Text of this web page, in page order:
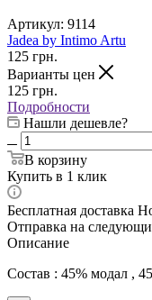
Артикул: 9114
Jadea by Intimo Artu
125 грн.
Варианты цен
125 грн.
Подробности
Нашли дешевле?
В корзину
Купить в 1 клик
Бесплатная доставка
Отправка на
Описание
Состав : 45% модал ,